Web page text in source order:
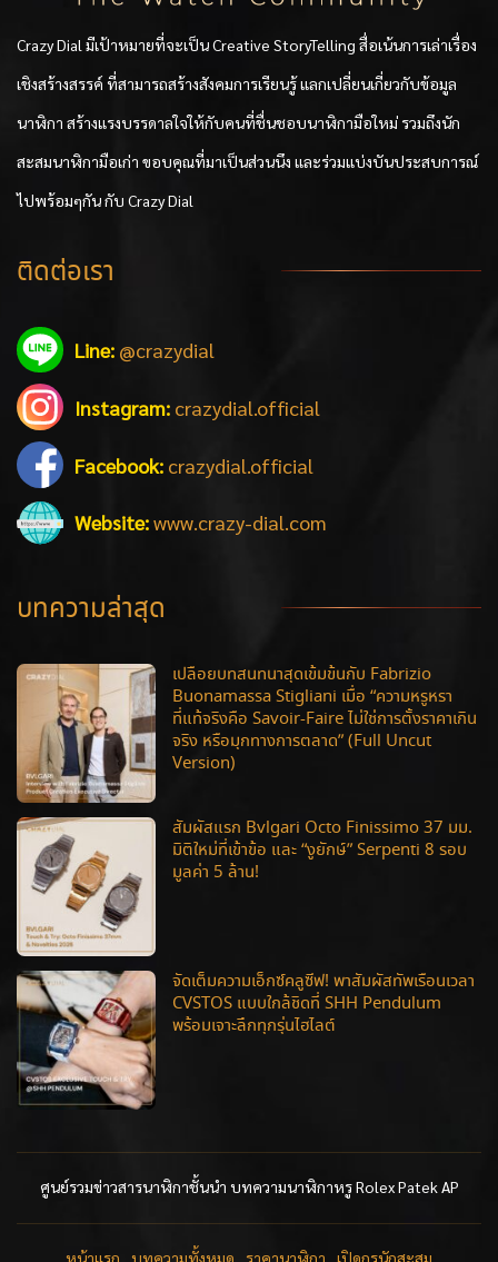
Crazy Dial มีเป้าหมายที่จะเป็น Creative StoryTelling สื่อเน้นการเล่าเรื่อง
เชิงสร้างสรรค์ ที่สามารถสร้างสังคมการเรียนรู้ แลกเปลี่ยนเกี่ยวกับข้อมูล
นาฬิกา สร้างแรงบรรดาลใจให้กับคนที่ชื่นชอบนาฬิกามือใหม่ รวมถึงนัก
สะสมนาฬิกามือเก่า ขอบคุณที่มาเป็นส่วนนึง และร่วมแบ่งบันประสบการณ์
ไปพร้อมๆกัน กับ Crazy Dial
ติดต่อเรา
Line: @crazydial
Instagram: crazydial.official
Facebook: crazydial.official
Website:www.crazy-dial.com
บทความล่าสุด
เปลือยบทสนทนาสุดเข้มข้นกับ Fabrizio
Buonamassa Stigliani เมื่อ “ความหรูหรา
ที่แท้จริงคือ Savoir-Faire ไม่ใช่การตั้งราคาเกิน
จริง หรือมุกทางการตลาด” (Full Uncut
Version)
สัมผัสแรก Bvlgari Octo Finissimo 37 มม.
มิติใหม่ที่เข้าข้อ และ “งูยักษ์” Serpenti 8 รอบ
มูลค่า 5 ล้าน!
จัดเต็มความเอ็กซ์คลูซีฟ! พาสัมผัสทัพเรือนเวลา
CVSTOS แบบใกล้ชิดที่ SHH Pendulum
พร้อมเจาะลึกทุกรุ่นไฮไลต์
ศูนย์รวมข่าวสารนาฬิกาชั้นนำ บทความนาฬิกาหรู Rolex Patek AP
หน้าแรก บทความทั้งหมด ราคานาฬิกา เปิดกรุนักสะสม